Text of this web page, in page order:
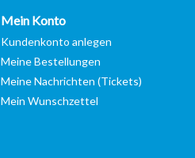
Mein Konto
Kundenkonto anlegen
Meine Bestellungen
Meine Nachrichten (Tickets)
Mein Wunschzettel